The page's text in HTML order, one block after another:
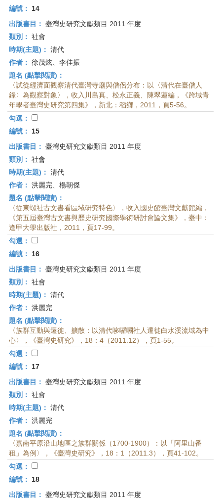
編號：
14
出版書目： 臺灣史研究文獻類目 2011 年度
類別： 社會
時期(主題)： 清代
作者： 徐茂炫、李佳振
題名 (點擊閱讀)：
〈試從經濟面觀察清代臺灣寺廟與僧侶分布：以〈清代在臺僧人
錄〉為觀察對象〉，收入川島真、松永正義、陳翠蓮編，《跨域青
年學者臺灣史研究第四集》，新北：稻鄉，2011，頁5-56。
勾選：
編號：
15
出版書目： 臺灣史研究文獻類目 2011 年度
類別： 社會
時期(主題)： 清代
作者： 洪麗完、楊朝傑
題名 (點擊閱讀)：
〈從東螺社古文書看區域研究特色〉，收入國史館臺灣文獻館編，
《第五屆臺灣古文書與歷史研究國際學術研討會論文集》，臺中：
逢甲大學出版社，2011，頁17-99。
勾選：
編號：
16
出版書目： 臺灣史研究文獻類目 2011 年度
類別： 社會
時期(主題)： 清代
作者： 洪麗完
題名 (點擊閱讀)：
〈族群互動與遷徙、擴散：以清代哆囉嘓社人遷徙白水溪流域為中
心〉，《臺灣史研究》，18：4（2011.12），頁1-55。
勾選：
編號：
17
出版書目： 臺灣史研究文獻類目 2011 年度
類別： 社會
時期(主題)： 清代
作者： 洪麗完
題名 (點擊閱讀)：
〈嘉南平原沿山地區之族群關係（1700-1900）：以「阿里山番
租」為例〉，《臺灣史研究》，18：1（2011.3），頁41-102。
勾選：
編號：
18
出版書目： 臺灣史研究文獻類目 2011 年度